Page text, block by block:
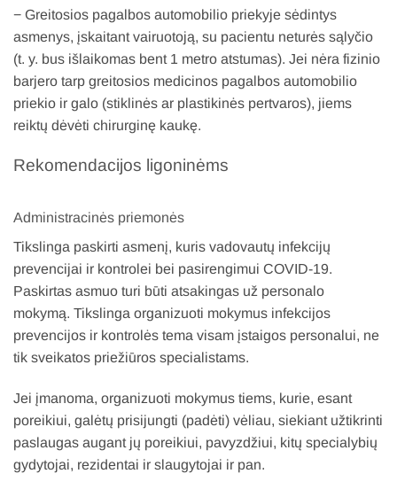
− Greitosios pagalbos automobilio priekyje sėdintys
asmenys, įskaitant vairuotoją, su pacientu neturės sąlyčio
(t. y. bus išlaikomas bent 1 metro atstumas). Jei nėra fizinio
barjero tarp greitosios medicinos pagalbos automobilio
priekio ir galo (stiklinės ar plastikinės pertvaros), jiems
reiktų dėvėti chirurginę kaukę.
Rekomendacijos ligoninėms
Administracinės priemonės
Tikslinga paskirti asmenį, kuris vadovautų infekcijų
prevencijai ir kontrolei bei pasirengimui COVID-19.
Paskirtas asmuo turi būti atsakingas už personalo
mokymą. Tikslinga organizuoti mokymus infekcijos
prevencijos ir kontrolės tema visam įstaigos personalui, ne
tik sveikatos priežiūros specialistams.
Jei įmanoma, organizuoti mokymus tiems, kurie, esant
poreikiui, galėtų prisijungti (padėti) vėliau, siekiant užtikrinti
paslaugas augant jų poreikiui, pavyzdžiui, kitų specialybių
gydytojai, rezidentai ir slaugytojai ir pan.